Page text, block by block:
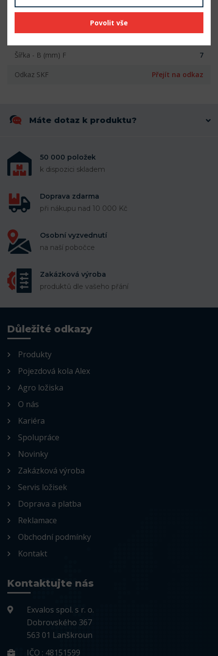
Vnější průměr (mm) 22
Šířka - B (mm) F 7
Odkaz SKF Přejít na odkaz
Máte dotaz k produktu?
50 000 položek
k dispozici skladem
Doprava zdarma
při nákupu nad 10 000 Kč
Osobní vyzvednutí
na naší pobočce
Zakázková výroba
produktů dle vašeho přání
Důležité odkazy
Produkty
Pojezdová kola Alex
Agro ložiska
O nás
Kariéra
Spolupráce
Novinky
Zakázková výroba
Servis ložisek
Doprava a platba
Reklamace
Obchodní podmínky
Kontakt
Kontaktujte nás
Exvalos spol. s r. o.
Dobrovského 367
563 01 Lanškroun
IČO : 48151599
Povolit vše